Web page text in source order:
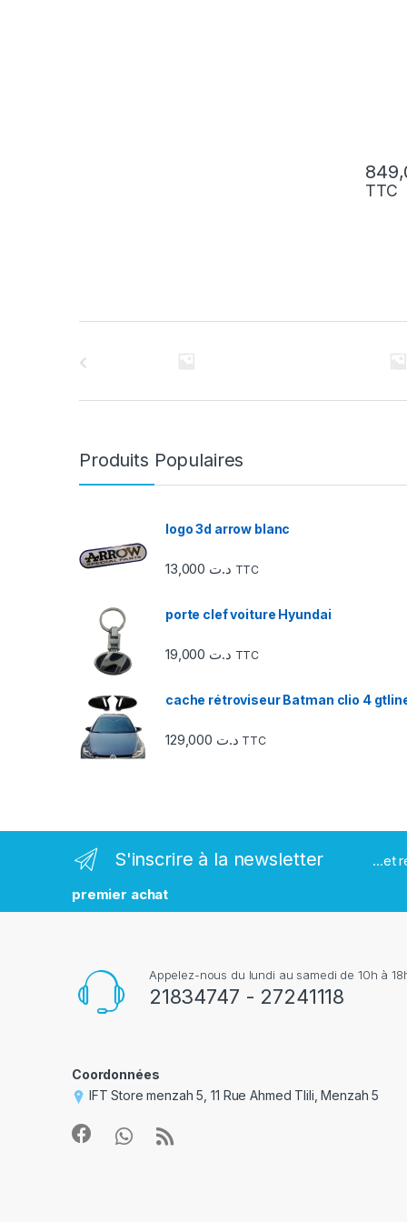
TTC
u
Produits Populaires
logo 3d arrow blanc
د.ت TTC
porte clef voiture Hyundai
د.ت TTC
cache rétroviseur Batman clio 4
د.ت TTC
S'inscrire à la newsletter ...et
premier achat
Appelez-nous du lundi au samedi de 10h à
21834747 - 27241118
Coordonnées
IFT Store menzah 5, 11 Rue Ahmed Tlili, Menzah 5